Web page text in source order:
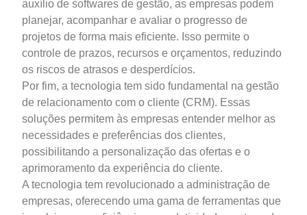
auxílio de softwares de gestão, as empresas podem
planejar, acompanhar e avaliar o progresso de
projetos de forma mais eficiente. Isso permite o
controle de prazos, recursos e orçamentos, reduzindo
os riscos de atrasos e desperdícios.
Por fim, a tecnologia tem sido fundamental na gestão
de relacionamento com o cliente (CRM). Essas
soluções permitem às empresas entender melhor as
necessidades e preferências dos clientes,
possibilitando a personalização das ofertas e o
aprimoramento da experiência do cliente.
A tecnologia tem revolucionado a administração de
empresas, oferecendo uma gama de ferramentas que